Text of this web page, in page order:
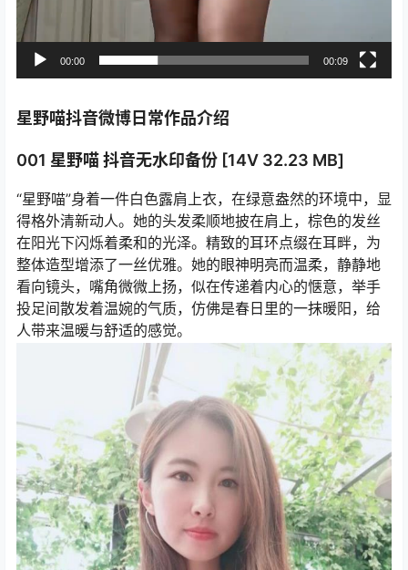
00:00 00:09
星野喵抖音微博日常作品介绍
001 星野喵 抖音无水印备份 [14V 32.23 MB]
“星野喵”身着一件白色露肩上衣，在绿意盎然的环境中，显
得格外清新动人。她的头发柔顺地披在肩上，棕色的发丝
在阳光下闪烁着柔和的光泽。精致的耳环点缀在耳畔，为
整体造型增添了一丝优雅。她的眼神明亮而温柔，静静地
看向镜头，嘴角微微上扬，似在传递着内心的惬意，举手
投足间散发着温婉的气质，仿佛是春日里的一抹暖阳，给
人带来温暖与舒适的感觉。